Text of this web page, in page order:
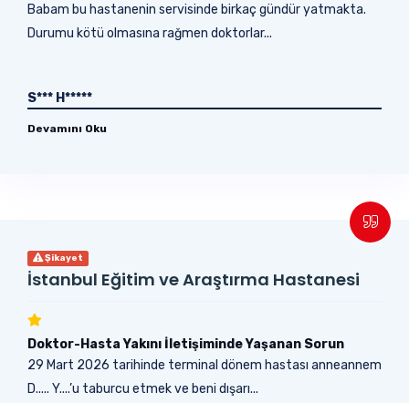
Babam bu hastanenin servisinde birkaç gündür yatmakta.
Durumu kötü olmasına rağmen doktorlar...
S*** H*****
Devamını Oku
Şikayet
İstanbul Eğitim ve Araştırma Hastanesi
Doktor-Hasta Yakını İletişiminde Yaşanan Sorun
29 Mart 2026 tarihinde terminal dönem hastası anneannem
D..... Y....’u taburcu etmek ve beni dışarı...